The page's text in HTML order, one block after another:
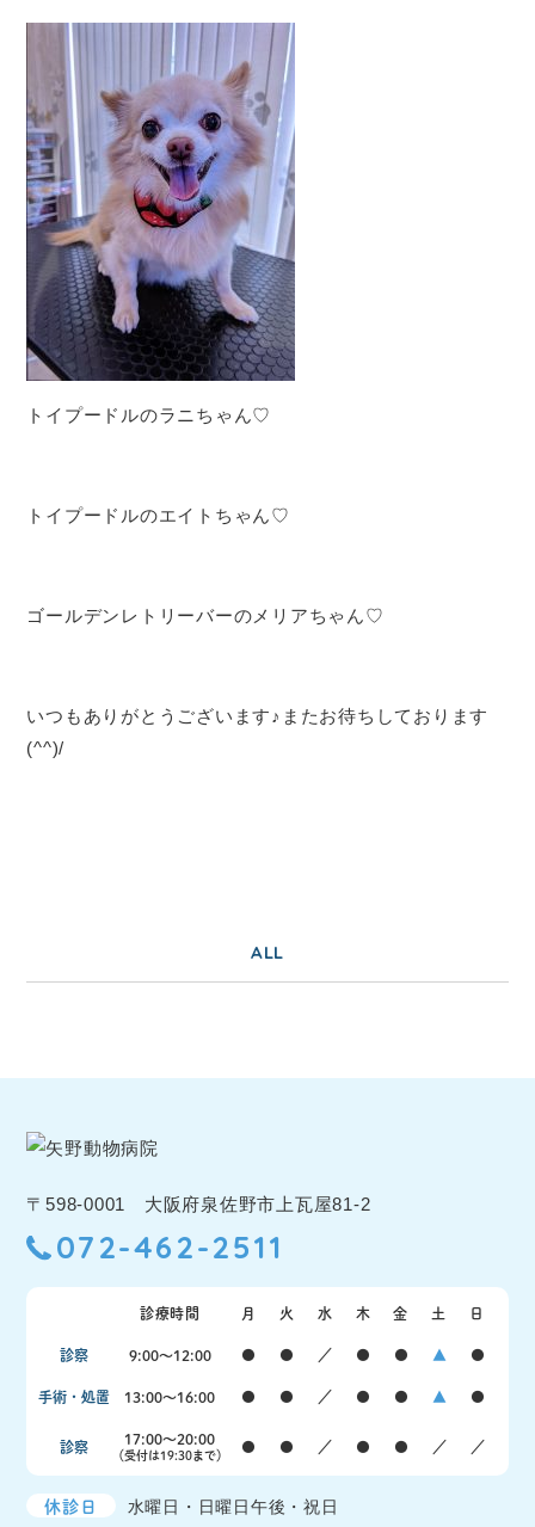
トイプードルのラニちゃん♡
トイプードルのエイトちゃん♡
ゴールデンレトリーバーのメリアちゃん♡
いつもありがとうございます♪またお待ちしております
(^^)/
ALL
〒598-0001 大阪府泉佐野市上瓦屋81-2
072-462-2511
診療時間 月 火 水 木 金 土 日
診察 9:00〜12:00 ● ● ／ ● ● ▲ ●
手術・処置 13:00〜16:00 ● ● ／ ● ● ▲ ●
診察 17:00〜20:00
（受付は19:30まで） ● ● ／ ● ● ／ ／
休診日
水曜日・日曜日午後・祝日